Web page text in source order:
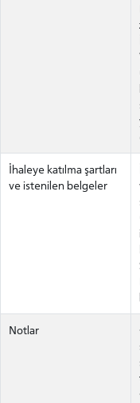
İhaleye katılma şartları
ve istenilen belgeler
Notlar